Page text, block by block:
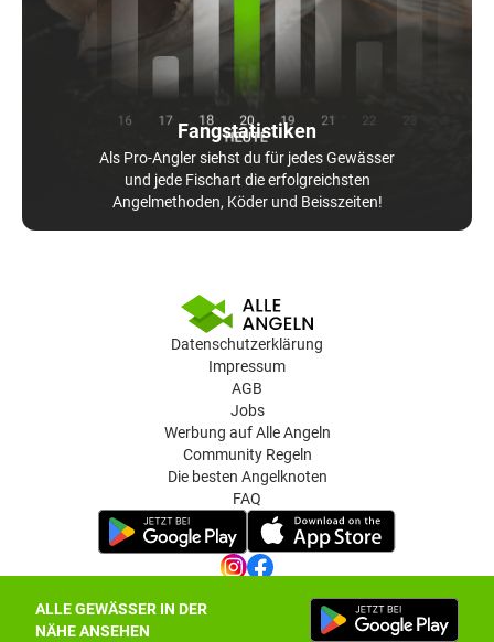
ALLE GEWÄSSER IN DER
NÄHE ANSEHEN
Fangstatistiken
Als Pro-Angler siehst du für jedes Gewässer
und jede Fischart die erfolgreichsten
Angelmethoden, Köder und Beisszeiten!
Datenschutzerklärung
Impressum
AGB
Jobs
Werbung auf Alle Angeln
Community Regeln
Die besten Angelknoten
FAQ
Datenschutz-Einstellungen